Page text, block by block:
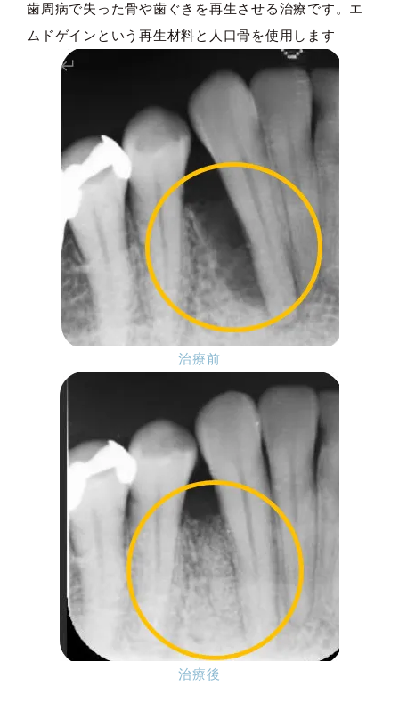
歯周病で失った骨や歯ぐきを再生させる治療です。エ
ムドゲインという再生材料と人口骨を使用します
治療前
治療後